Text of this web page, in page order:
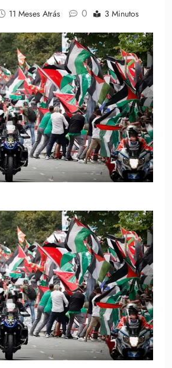
11 Meses Atrás 0 3 Minutos